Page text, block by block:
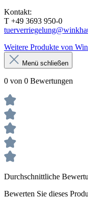
Kontakt:
T +49 3693 950-0
Weitere Produkte von
Menü schließen
0 von 0 Bewertungen
Durchschnittliche
Bewerten Sie dieses